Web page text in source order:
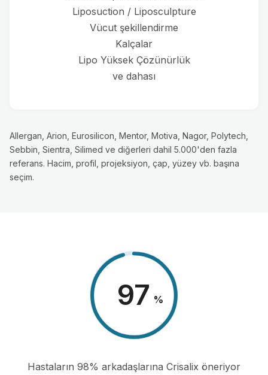
Liposuction / Liposculpture
Vücut şekillendirme
Kalçalar
Lipo Yüksek Çözünürlük
ve dahası
Allergan, Arion, Eurosilicon, Mentor, Motiva, Nagor, Polytech,
Sebbin, Sientra, Silimed ve diğerleri dahil 5.000'den fazla
referans. Hacim, profil, projeksiyon, çap, yüzey vb. başına
seçim.
98 %
Hastaların 98% arkadaşlarına Crisalix öneriyor